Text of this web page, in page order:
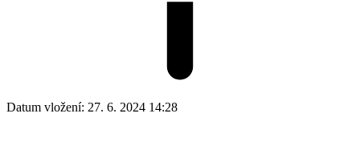
Datum vložení: 27. 6. 2024 14:28